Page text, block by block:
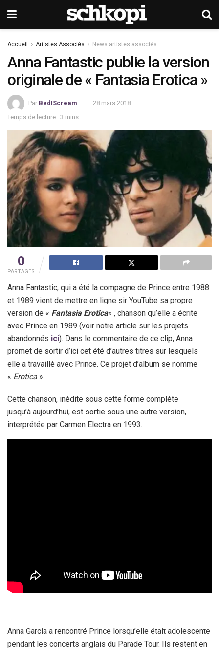
Accueil Artistes Associés News artistes associés
Anna Fantastic publie la version
originale de « Fantasia Erotica »
Par BedIScream
28 mars 2018
Temps de lecture : 3 mins
0
PARTAGES
Anna Fantastic, qui a été la compagne de Prince entre 1988
et 1989 vient de mettre en ligne sir YouTube sa propre
version de « Fantasia Erotica« , chanson qu’elle a écrite
avec Prince en 1989 (voir notre article sur les projets
abandonnés ici). Dans le commentaire de ce clip, Anna
promet de sortir d’ici cet été d’autres titres sur lesquels
elle a travaillé avec Prince. Ce projet d’album se nomme
« Erotica ».
Cette chanson, inédite sous cette forme complète
jusqu’à aujourd’hui, est sortie sous une autre version,
interprétée par Carmen Electra en 1993.
Anna Garcia a rencontré Prince lorsqu’elle était adolescente
pendant les concerts anglais du Parade Tour. Ils restent en